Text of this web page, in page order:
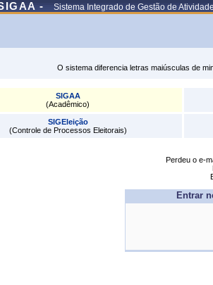
- Sistema Integrado de Gestão de
O sistema diferencia letras maiúsculas de
SIGAA
(Acadêmico)
SIGEleição
(Controle de Processos Eleitorais)
Perdeu o e-
Entrar